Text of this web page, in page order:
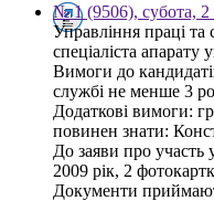
№ 1 (9506), субота, 2
Управління праці та
спеціаліста апарату
Вимоги до
службі не менше 3
Додаткові вимоги:
повинен знати:
До заяви про участь
2009 рік, 2
Документи